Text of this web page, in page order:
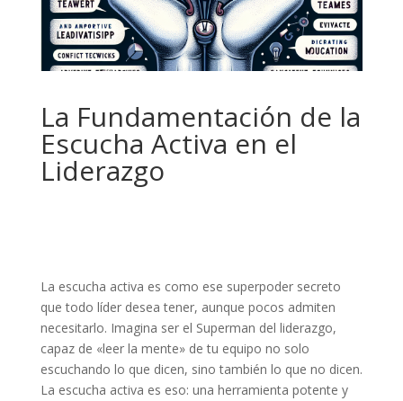
La Fundamentación de la
Escucha Activa en el
Liderazgo
La escucha activa es como ese superpoder secreto
que todo líder desea tener, aunque pocos admiten
necesitarlo. Imagina ser el Superman del liderazgo,
capaz de «leer la mente» de tu equipo no solo
escuchando lo que dicen, sino también lo que no dicen.
La escucha activa es eso: una herramienta potente y